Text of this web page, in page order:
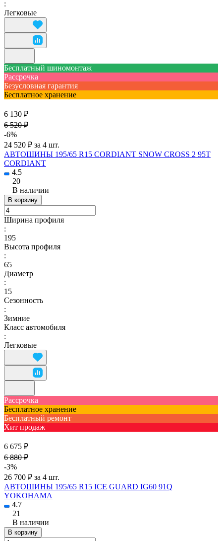
:
Легковые
Бесплатный шиномонтаж
Рассрочка
Безусловная гарантия
Бесплатное хранение
6 130 ₽
6 520 ₽
-6%
24 520 ₽ за 4 шт.
АВТОШИНЫ 195/65 R15 CORDIANT SNOW CROSS 2 95T
CORDIANT
4.5
20
В наличии
В корзину
Ширина профиля
:
195
Высота профиля
:
65
Диаметр
:
15
Сезонность
:
Зимние
Класс автомобиля
:
Легковые
Рассрочка
Бесплатное хранение
Бесплатный ремонт
Хит продаж
6 675 ₽
6 880 ₽
-3%
26 700 ₽ за 4 шт.
АВТОШИНЫ 195/65 R15 ICE GUARD IG60 91Q
YOKOHAMA
4.7
21
В наличии
В корзину